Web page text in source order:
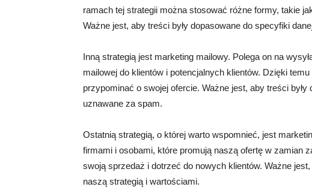
ramach tej strategii można stosować różne formy, takie
Ważne jest, aby treści były dopasowane do specyfiki
Inną strategią jest marketing mailowy. Polega on na
mailowej do klientów i potencjalnych klientów. Dzięki
przypominać o swojej ofercie. Ważne jest, aby treści były
uznawane za spam.
Ostatnią strategią, o której warto wspomnieć, jest
firmami i osobami, które promują naszą ofertę w zamian
swoją sprzedaż i dotrzeć do nowych klientów. Ważne
naszą strategią i wartościami.